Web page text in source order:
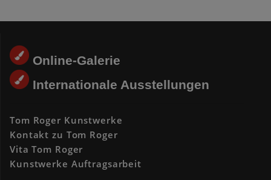
Online-Galerie
Internationale Ausstellungen
Tom Roger Kunstwerke
Kontakt zu Tom Roger
Vita Tom Roger
Kunstwerke Auftragsarbeit